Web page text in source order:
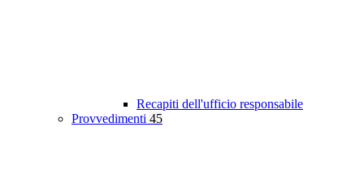
Recapiti dell'ufficio responsabile
Provvedimenti 45